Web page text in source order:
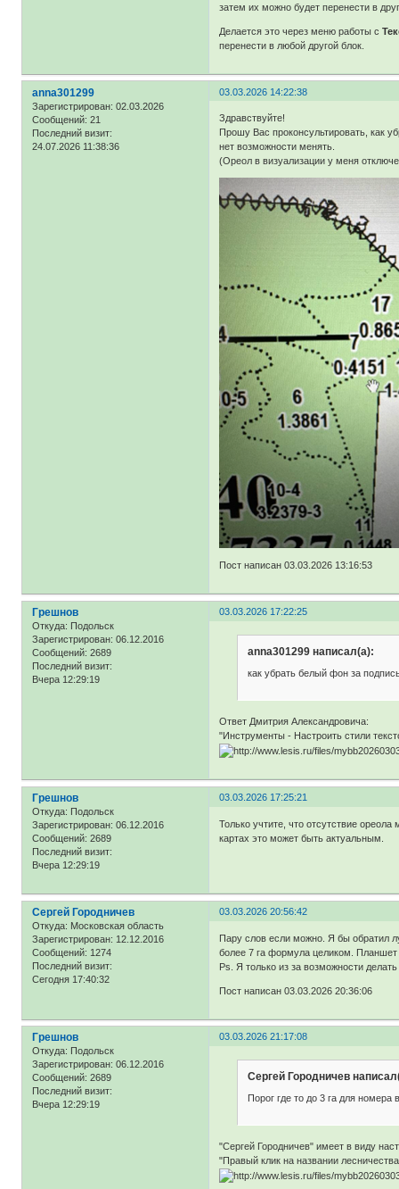
затем их можно будет перенести в
Делается это через меню работы с
перенести в любой другой блок.
03.03.2026 14:22:38
anna301299
Зарегистрирован: 02.03.2026
Сообщений: 21
Последний визит:
24.07.2026 11:38:36
Здравствуйте!
Прошу Вас проконсультировать, как
нет возможности менять.
(Ореол в визуализации у меня
Пост написан 03.03.2026 13:16:53
03.03.2026 17:22:25
Грешнов
Откуда: Подольск
Зарегистрирован: 06.12.2016
Сообщений: 2689
Последний визит:
Вчера 12:29:19
anna301299 написал(а):
как убрать белый фон за
Ответ Дмитрия Александровича:
"Инструменты - Настроить стили
03.03.2026 17:25:21
Грешнов
Откуда: Подольск
Зарегистрирован: 06.12.2016
Сообщений: 2689
Последний визит:
Вчера 12:29:19
Только учтите, что отсутствие
картах это может быть актуальным.
03.03.2026 20:56:42
Сергей Городничев
Откуда: Московская область
Зарегистрирован: 12.12.2016
Сообщений: 1274
Последний визит:
Сегодня 17:40:32
Пару слов если можно. Я бы обратил
более 7 га формула целиком.
Ps. Я только из за возможности
Пост написан 03.03.2026 20:36:06
03.03.2026 21:17:08
Грешнов
Откуда: Подольск
Зарегистрирован: 06.12.2016
Сообщений: 2689
Последний визит:
Вчера 12:29:19
Сергей Городничев
Порог где то до 3 га для
"Сергей Городничев" имеет в виду
"Правый клик на названии